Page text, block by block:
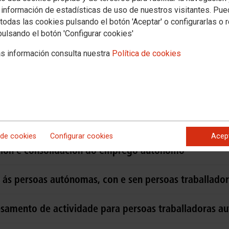
de estadísticas de uso de nuestros visitantes.
las cookies pulsando el botón 'Aceptar' o configurarlas o
el botón 'Configurar cookies'
información consulta nuestra Política de cookies
cookies Configurar cookies
Novas
Media
Política social Xuventude Formación Internacional Muller e
do emprego autónomo
para compensar a suba dos custos
e consolidación do emprego autónomo
persoas autónomas, con e sen persoas
de actividade para persoas traballadoras